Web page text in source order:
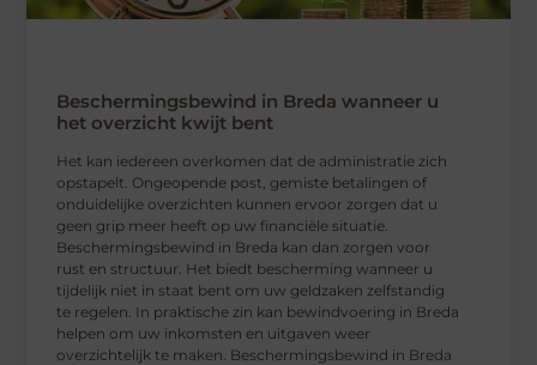
Beschermingsbewind in Breda wanneer u
het overzicht kwijt bent
Het kan iedereen overkomen dat de administratie zich
opstapelt. Ongeopende post, gemiste betalingen of
onduidelijke overzichten kunnen ervoor zorgen dat u
geen grip meer heeft op uw financiële situatie.
Beschermingsbewind in Breda kan dan zorgen voor
rust en structuur. Het biedt bescherming wanneer u
tijdelijk niet in staat bent om uw geldzaken zelfstandig
te regelen. In praktische zin kan bewindvoering in Breda
helpen om uw inkomsten en uitgaven weer
overzichtelijk te maken. Beschermingsbewind in Breda